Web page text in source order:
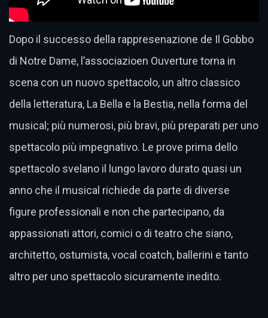
Dopo il successo della rappresenazione de Il Gobbo
di Notre Dame, l’associazioen Ouverture torna in
scena con un nuovo spettacolo, un altro classico
della letteratura, La Bella e la Bestia, nella forma del
musical; più numerosi, più bravi, più preparati per uno
spettacolo più impegnativo. Le prove prima dello
spettacolo svelano il lungo lavoro durato quasi un
anno che il musical richiede da parte di diverse
figure professionali e non che partecipano, da
appassionati attori, comici o di teatro che siano,
architetto, ostumista, vocal coatch, ballerini e tanto
altro per uno spettacolo sicuramente inedito.